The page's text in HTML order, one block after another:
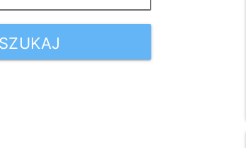
SZUKAJ